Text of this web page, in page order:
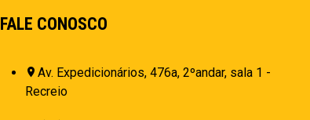
FALE CONOSCO
Av. Expedicionários, 476a, 2ºandar, sala 1 -
Recreio